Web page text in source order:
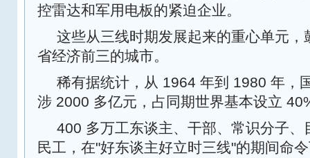
控雷达和军用电板的紧迫企业。
这些从三线时期发展起来的重心单元，
省经济前三的城市。
稀有据统计，从 1964 年到 1980 年，
涉 2000 多亿元，占同期世界基本设立
400 多万工东谈主、干部、常识分子、
民工，在"好东谈主好立时三线"的期间命